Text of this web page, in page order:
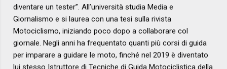
diventare un tester”. All’università studia Media e
Giornalismo e si laurea con una tesi sulla rivista
Motociclismo, iniziando poco dopo a collaborare col
giornale. Negli anni ha frequentato quanti più corsi di guida
per imparare a guidare le moto, finché nel 2019 è diventato
lui stesso Istruttore di Tecniche di Guida Motociclistica della